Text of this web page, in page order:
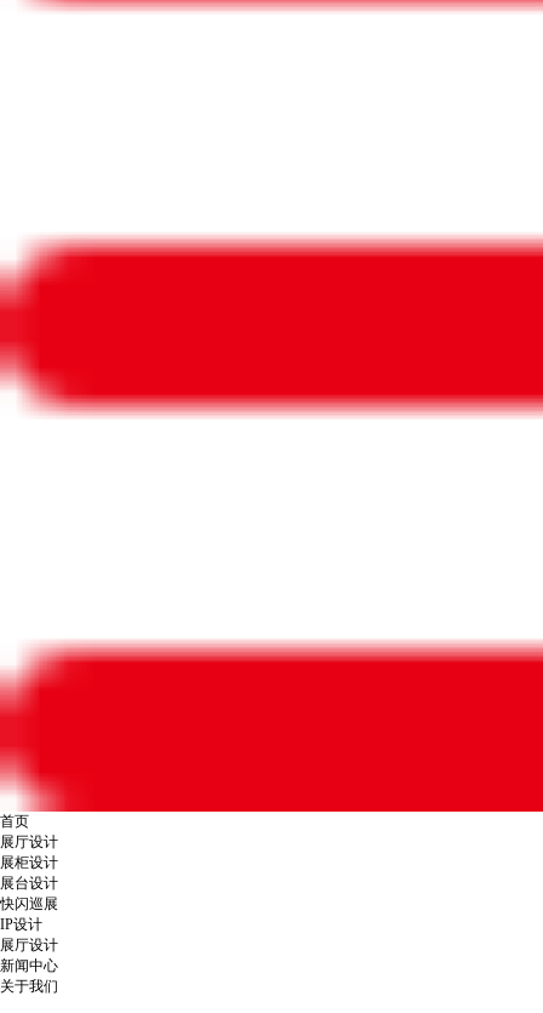
首页
展厅设计
展柜设计
展台设计
快闪巡展
IP设计
展厅设计
新闻中心
关于我们